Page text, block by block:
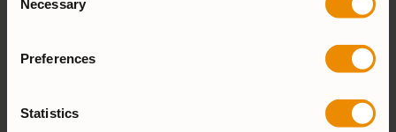
Selection
Necessary
Preferences
Statistics
5 stjärnor
66%
3 stjärnor
16%
0%